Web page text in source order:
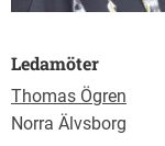
Ledamöter
Thomas Ögren
Norra Älvsborg